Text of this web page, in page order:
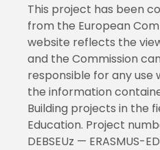
This project has been
from the European
website reflects the
and the Commission
responsible for any use
the information
Building projects in the
Education. Project
DEBSEUz — ERASMUS-